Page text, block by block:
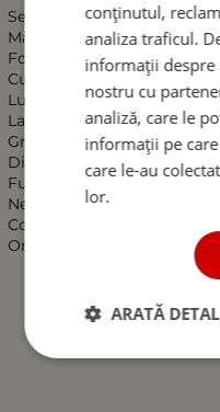
Set 6X Lampa Gabarit,
Mark, Neon Glow, 12-24V
Forma ovala.
Culoare: Rosu
Lungime: 110 mm
Latime: 45 mm
Grosime: 15 mm
Distanta dintre centrele de
Functioneaza de la 12V la
Neon Efect si Functie de
Coeficient de
Omologare Europeana E9
conținutul,
analiza traficul.
informații
nostru cu
analiză, care le
informații pe
care le-au
lor.
ARATĂ